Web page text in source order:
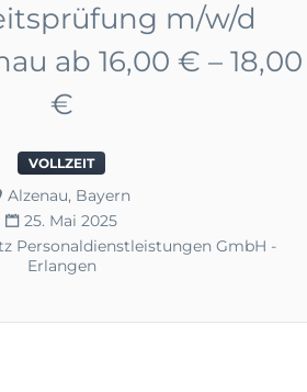
m/w/d
ab 16,00 € – 18,00
€
VOLLZEIT
Alzenau, Bayern
25. Mai 2025
Personaldienstleistungen GmbH -
Erlangen